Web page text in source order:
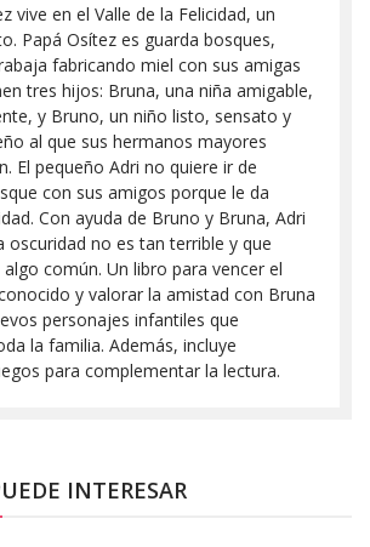
vive en el Valle de la Felicidad, un
Papá Osítez es guarda bosques,
fabricando miel con sus amigas
tres hijos: Bruna, una niña amigable,
y Bruno, un niño listo, sensato y
al que sus hermanos mayores
El pequeño Adri no quiere ir de
con sus amigos porque le da
Con ayuda de Bruno y Bruna, Adri
oscuridad no es tan terrible y que
común. Un libro para vencer el
y valorar la amistad con Bruna
personajes infantiles que
la familia. Además, incluye
para complementar la lectura.
INTERESAR